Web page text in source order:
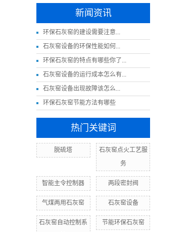
新闻资讯
​环保石灰窑的建设需要注意...
​石灰窑设备的环保性能如何...
环保石灰窑的特点有哪些你了...
石灰窑设备的运行成本怎么有...
​石灰窑设备出现故障该怎么...
环保石灰窑节能方法有哪些
热门关键词
脱硫塔
石灰窑点火工艺服
务
智能主令控制器 两段密封阀
气煤两用石灰窑 石灰窑设备
石灰窑自动控制系
节能环保石灰窑